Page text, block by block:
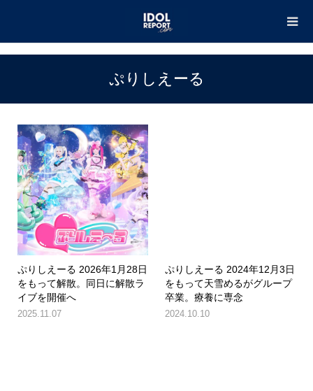
ぷりしえーる
ぷりしえーる 2026年1月28日
をもって解散。同日に解散ラ
イブを開催へ
2025.11.07
ぷりしえーる 2024年12月3日
をもって天雪めるがグループ
卒業。療養に専念
2024.10.10